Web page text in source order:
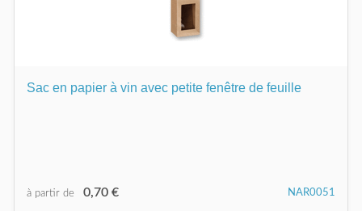
Sac en papier à vin avec petite fenêtre de feuille
à partir de 0,70 € NAR0051